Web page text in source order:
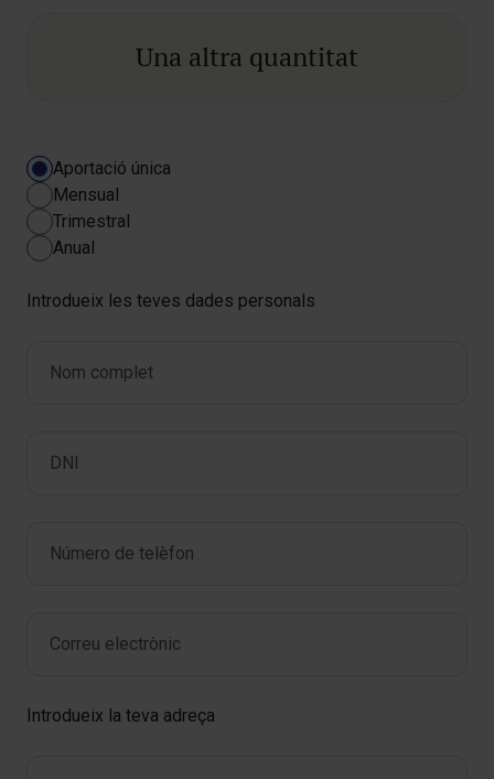
Una altra quantitat
Periodicitat *
Aportació única
Mensual
Trimestral
Anual
Introdueix les teves dades personals
Introdueix la teva adreça